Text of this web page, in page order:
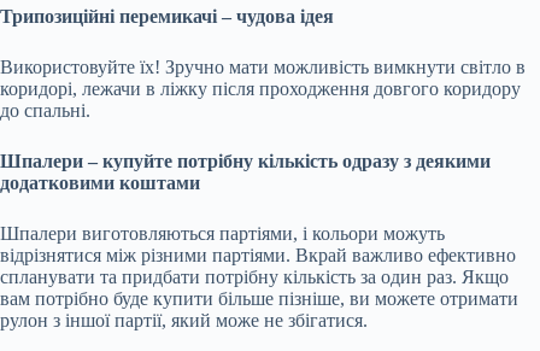
Трипозиційні перемикачі – чудова ідея
Використовуйте їх! Зручно мати можливість вимкнути світло в
коридорі, лежачи в ліжку після проходження довгого коридору
до спальні.
Шпалери – купуйте потрібну кількість одразу з деякими
додатковими коштами
Шпалери виготовляються партіями, і кольори можуть
відрізнятися між різними партіями. Вкрай важливо ефективно
спланувати та придбати потрібну кількість за один раз. Якщо
вам потрібно буде купити більше пізніше, ви можете отримати
рулон з іншої партії, який може не збігатися.